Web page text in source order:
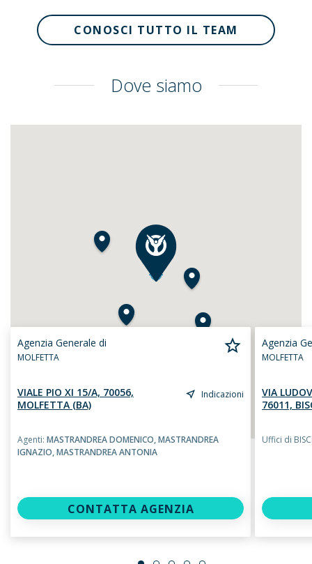
CONOSCI TUTTO IL TEAM
Dove siamo
Agenzia Generale di
MOLFETTA
VIALE PIO XI 15/A, 70056,
MOLFETTA (BA)
Indicazioni
Agenti: MASTRANDREA DOMENICO,MASTRANDREA
IGNAZIO,MASTRANDREA ANTONIA
CONTATTA AGENZIA
Agenzia
MOLFETTA
VIA
76011,
Uffici di